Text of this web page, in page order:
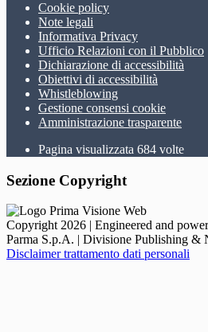
Cookie policy
Note legali
Informativa Privacy
Ufficio Relazioni con il Pubblico
Dichiarazione di accessibilità
Obiettivi di accessibilità
Whistleblowing
Gestione consensi cookie
Amministrazione trasparente
Pagina visualizzata 684 volte
Sezione Copyright
Copyright 2026 | Engineered and
Parma S.p.A. | Divisione Publishing &
Disclaimer trattamento dati personali